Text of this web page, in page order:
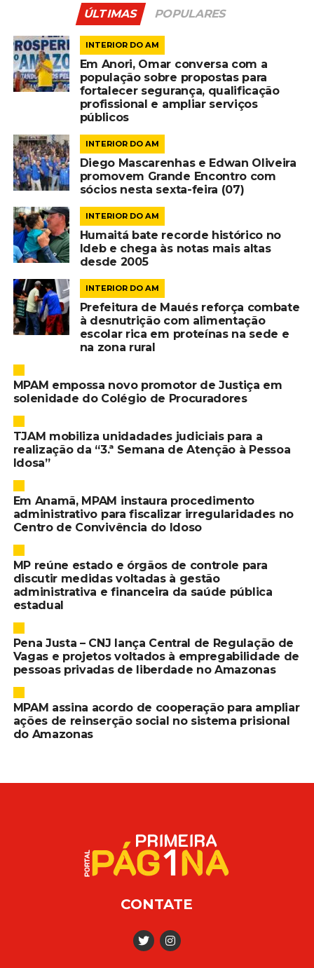
ÚLTIMAS POPULARES
INTERIOR DO AM
Em Anori, Omar conversa com a
população sobre propostas para
fortalecer segurança, qualificação
profissional e ampliar serviços
públicos
INTERIOR DO AM
Diego Mascarenhas e Edwan Oliveira
promovem Grande Encontro com
sócios nesta sexta-feira (07)
INTERIOR DO AM
Humaitá bate recorde histórico no
Ideb e chega às notas mais altas
desde 2005
INTERIOR DO AM
Prefeitura de Maués reforça combate
à desnutrição com alimentação
escolar rica em proteínas na sede e
na zona rural
MPAM empossa novo promotor de Justiça em
solenidade do Colégio de Procuradores
TJAM mobiliza unidadades judiciais para a
realização da “3.ª Semana de Atenção à Pessoa
Idosa”
Em Anamã, MPAM instaura procedimento
administrativo para fiscalizar irregularidades no
Centro de Convivência do Idoso
MP reúne estado e órgãos de controle para
discutir medidas voltadas à gestão
administrativa e financeira da saúde pública
estadual
Pena Justa – CNJ lança Central de Regulação de
Vagas e projetos voltados à empregabilidade de
pessoas privadas de liberdade no Amazonas
MPAM assina acordo de cooperação para ampliar
ações de reinserção social no sistema prisional
do Amazonas
CONTATE